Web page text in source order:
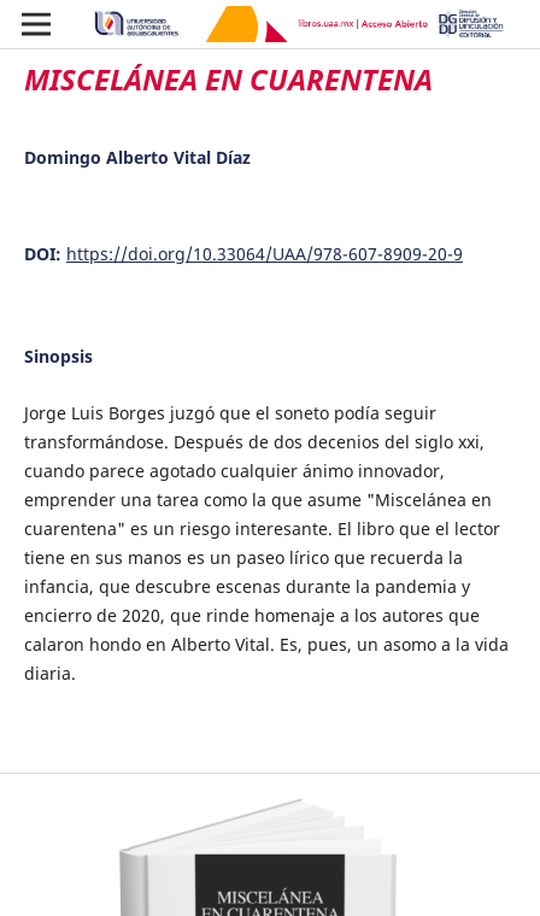
MISCELÁNEA EN CUARENTENA
Domingo Alberto Vital Díaz
DOI: https://doi.org/10.33064/UAA/978-607-8909-20-9
Sinopsis
Jorge Luis Borges juzgó que el soneto podía seguir
transformándose. Después de dos decenios del siglo xxi,
cuando parece agotado cualquier ánimo innovador,
emprender una tarea como la que asume "Miscelánea en
cuarentena" es un riesgo interesante. El libro que el lector
tiene en sus manos es un paseo lírico que recuerda la
infancia, que descubre escenas durante la pandemia y
encierro de 2020, que rinde homenaje a los autores que
calaron hondo en Alberto Vital. Es, pues, un asomo a la vida
diaria.